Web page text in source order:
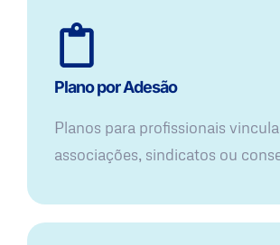
Plano por Adesão
Planos para profissionais
associações, sindicatos ou